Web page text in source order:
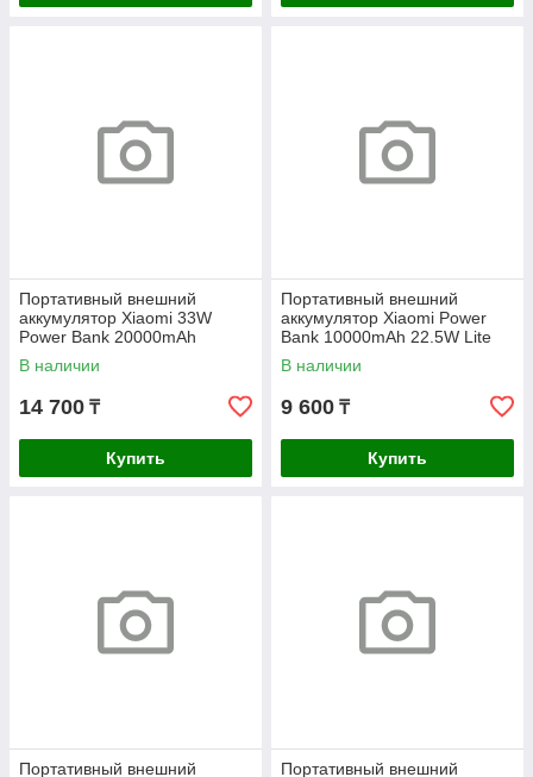
Портативный внешний
аккумулятор Xiaomi 33W
Power Bank 20000mAh
(Integrated Cable) Blue GL
В наличии
14 700 ₸
Купить
Портативный внешний
аккумулятор Xiaomi Power
Bank 10000mAh 22.5W Lite
GL
В наличии
9 600 ₸
Купить
Портативный внешний
Портативный внешний